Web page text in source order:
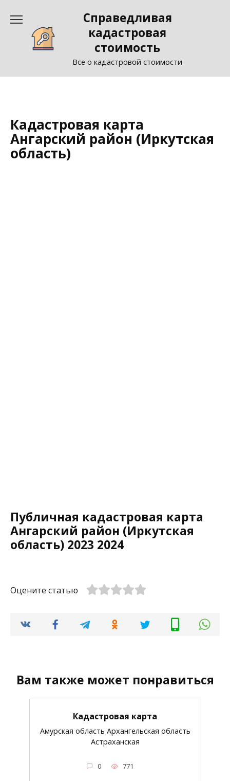
содержанию
Справедливая
кадастровая
стоимость
Все о кадастровой стоимости
Кадастровая карта
Ангарский район (Иркутская
область)
Публичная кадастровая карта
Ангарский район (Иркутская
область) 2023 2024
Оцените статью
Вам также может понравиться
Кадастровая карта
Амурская область Архангельская область
Астраханская
0 771